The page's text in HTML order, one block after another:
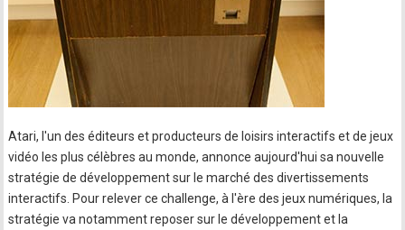
Atari, l'un des éditeurs et producteurs de loisirs interactifs et de jeux
vidéo les plus célèbres au monde, annonce aujourd'hui sa nouvelle
stratégie de développement sur le marché des divertissements
interactifs. Pour relever ce challenge, à l'ère des jeux numériques, la
stratégie va notamment reposer sur le développement et la